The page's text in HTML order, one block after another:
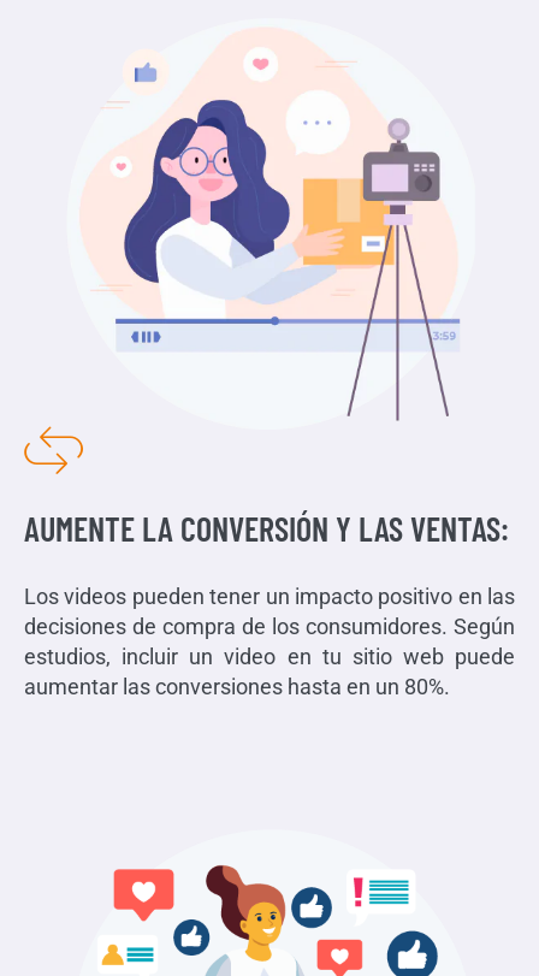
AUMENTE LA CONVERSIÓN Y LAS VENTAS:
Los videos pueden tener un impacto positivo en las
decisiones de compra de los consumidores. Según
estudios, incluir un video en tu sitio web puede
aumentar las conversiones hasta en un 80%.